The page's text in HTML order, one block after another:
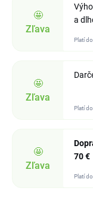
🤩
Zľava
a
Platí
🤩
Zľava
Platí
🤩
Zľava
70 €
Platí